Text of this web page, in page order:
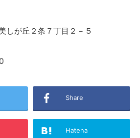
しが丘２条７丁目２－５
Share
Hatena